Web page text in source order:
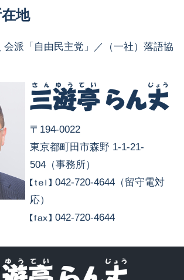
地
会派「自由民主党」／（一社）落語協
〒194-0022
東京都町田市森野 1-1-21-
504（事務所）
042-720-4644（留守電対
応）
042-720-4644